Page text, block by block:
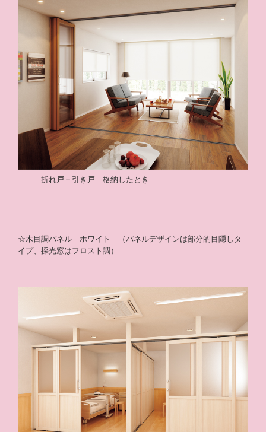
折れ戸＋引き戸 格納したとき
☆木目調パネル ホワイト （パネルデザインは部分的目隠しタ
イプ、採光窓はフロスト調）